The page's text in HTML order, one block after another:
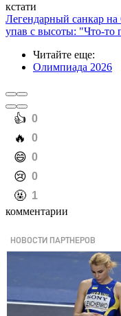
кстати
Легендарный санкар
упав с высоты: "Что-то
Читайте еще:
Олимпиада 2026
️👍 0
️🔥 0
️😄 0
️😢 0
️🤬 1
комментарии